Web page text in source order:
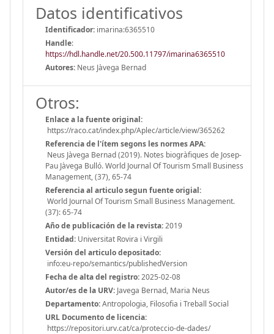
Datos identificativos
Identificador: imarina:6365510
Handle:
https://hdl.handle.net/20.500.11797/imarina6365510
Autores: Neus Jàvega Bernad
Otros:
Enlace a la fuente original:
https://raco.cat/index.php/Aplec/article/view/365262
Referencia de l'ítem segons les normes APA:
Neus Jàvega Bernad (2019). Notes biogràfiques de Josep-
Pau Jàvega Bulló. World Journal Of Tourism Small Business
Management, (37), 65-74
Referencia al articulo segun fuente origial:
World Journal Of Tourism Small Business Management.
(37): 65-74
Año de publicación de la revista:2019
Entidad: Universitat Rovira i Virgili
Versión del articulo depositado:
info:eu-repo/semantics/publishedVersion
Fecha de alta del registro:2025-02-08
Autor/es de la URV: Javega Bernad, Maria Neus
Departamento:Antropologia, Filosofia i Treball Social
URL Documento de licencia:
https://repositori.urv.cat/ca/proteccio-de-dades/